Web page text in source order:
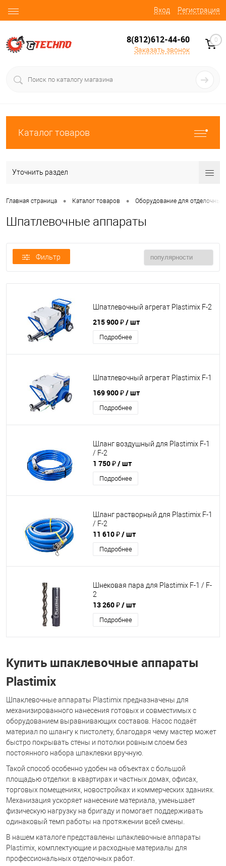
Вход Регистрация
8(812)612-44-60
Заказать звонок
0
Каталог товаров
Уточнить раздел
Главная страница • Каталог товаров • Оборудование для отделочных
Шпатлевочные аппараты
Фильтр
Шпатлевочный агрегат Plastimix F-2
215 900 ₽/ шт
Подробнее
Шпатлевочный агрегат Plastimix F-1
169 900 ₽/ шт
Подробнее
Шланг воздушный для Plastimix F-1
/ F-2
1 750 ₽/ шт
Подробнее
Шланг растворный для Plastimix F-1
/ F-2
11 610 ₽/ шт
Подробнее
Шнековая пара для Plastimix F-1 / F-
2
13 260 ₽/ шт
Подробнее
Купить шпаклевочные аппараты
Plastimix
Шпаклевочные аппараты Plastimix предназначены для
механизированного нанесения готовых и совместимых с
оборудованием выравнивающих составов. Насос подаёт
материал по шлангу к пистолету, благодаря чему мастер может
быстро покрывать стены и потолки ровным слоем без
постоянного набора шпаклевки вручную.
Такой способ особенно удобен на объектах с большой
площадью отделки: в квартирах и частных домах, офисах,
торговых помещениях, новостройках и коммерческих зданиях.
Механизация ускоряет нанесение материала, уменьшает
физическую нагрузку на бригаду и помогает поддерживать
одинаковый темп работы на протяжении всей смены.
В нашем каталоге представлены шпаклевочные аппараты
Plastimix, комплектующие и расходные материалы для
профессиональных отделочных работ.